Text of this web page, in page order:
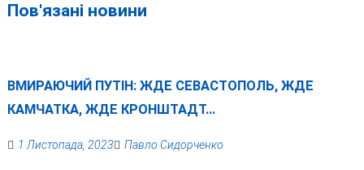
Пов'язані новини
ВМИРАЮЧИЙ ПУТІН: ЖДЕ СЕВАСТОПОЛЬ, ЖДЕ
КАМЧАТКА, ЖДЕ КРОНШТАДТ…
1 Листопада, 2023 Павло Сидорченко